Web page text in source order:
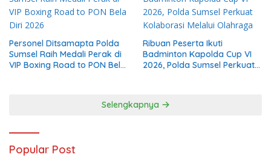
Personel Ditsamapta Polda
Sumsel Raih Medali Perak di
VIP Boxing Road to PON Bela
Ribuan Peserta Ikuti
Badminton Kapolda Cup VI
2026, Polda Sumsel Perkuat
Selengkapnya
Popular Post